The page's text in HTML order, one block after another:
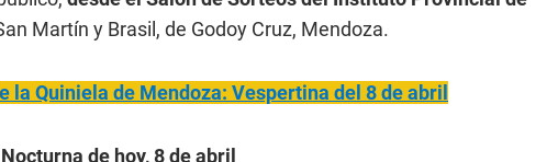
Martín y Brasil, de Godoy Cruz, Mendoza.
la Quiniela de Mendoza: Vespertina del 8 de abril
de hoy, 8 de abril